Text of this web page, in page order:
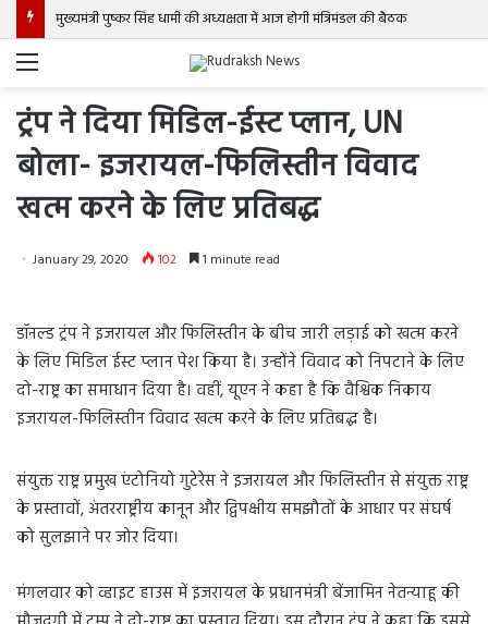
मुख्यमंत्री पुष्कर सिंह धामी की अध्यक्षता में आज होगी मंत्रिमंडल की बैठक
Menu
ट्रंप ने दिया मिडिल-ईस्ट प्लान, UN
बोला- इजरायल-फिलिस्तीन विवाद
खत्म करने के लिए प्रतिबद्ध
January 29, 2020 102 1 minute read
डॉनल्ड ट्रंप ने इजरायल और फिलिस्तीन के बीच जारी लड़ाई को खत्म करने
के लिए मिडिल ईस्ट प्लान पेश किया है। उन्होंने विवाद को निपटाने के लिए
दो-राष्ट्र का समाधान दिया है। वहीं, यूएन ने कहा है कि वैश्विक निकाय
इजरायल-फिलिस्तीन विवाद खत्म करने के लिए प्रतिबद्ध है।
संयुक्त राष्ट्र प्रमुख एंटोनियो गुटेरेस ने इजरायल और फिलिस्तीन से संयुक्त राष्ट्र
के प्रस्तावों, अंतरराष्ट्रीय कानून और द्विपक्षीय समझौतों के आधार पर संघर्ष
को सुलझाने पर जोर दिया।
मंगलवार को व्हाइट हाउस में इजरायल के प्रधानमंत्री बेंजामिन नेतन्याहू की